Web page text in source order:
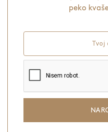
peko
Tvoj